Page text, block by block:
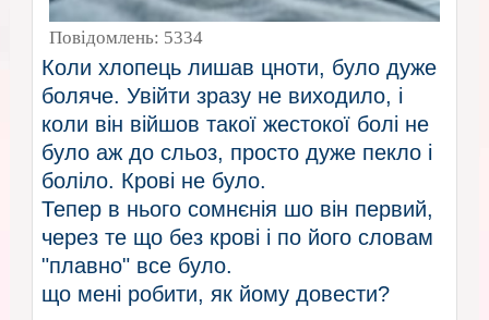
Повідомлень: 5334
Коли хлопець лишав цноти, було дуже
боляче. Увійти зразу не виходило, і
коли він війшов такої жестокої болі не
було аж до сльоз, просто дуже пекло і
боліло. Крові не було.
Тепер в нього сомнєнія шо він первий,
через те що без крові і по його словам
"плавно" все було.
що мені робити, як йому довести?